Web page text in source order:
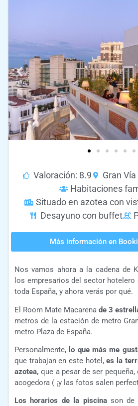
Valoración: 8.9 Gran Vía
Habitaciones
Situado en azotea con
Desayuno con buffet
Más información en
Nos vamos ahora a la cadena de
los empresarios del sector
toda España, y ahora verás por qué.
El Room Mate Macarena de 3
metros de la estación de metro
metro Plaza de España.
Personalmente, lo que más me
que trabajan en este hotel,es la
azotea,que a pesar de ser
acogedora ( ¡y las fotos salen
Los horarios de la piscinason de